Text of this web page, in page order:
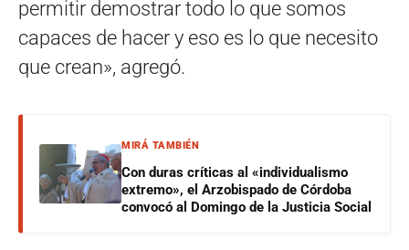
permitir demostrar todo lo que somos
capaces de hacer y eso es lo que necesito
que crean», agregó.
MIRÁ TAMBIÉN
Con duras críticas al «individualismo
extremo», el Arzobispado de Córdoba
convocó al Domingo de la Justicia Social